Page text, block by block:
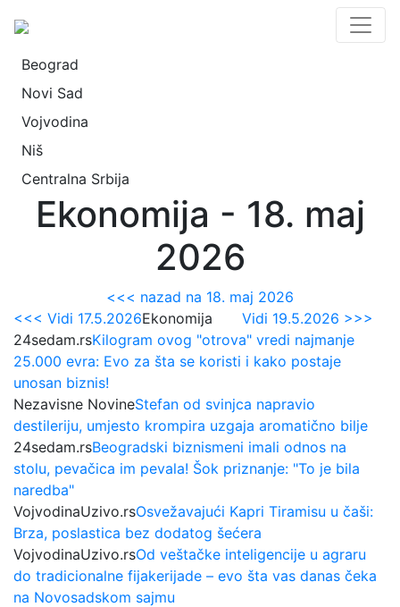
Beograd
Novi Sad
Vojvodina
Niš
Centralna Srbija
Ekonomija - 18. maj
2026
<<< nazad na 18. maj 2026
<<< Vidi 17.5.2026
Vidi 19.5.2026 >>>
Ekonomija
24sedam.rsKilogram ovog "otrova" vredi najmanje
25.000 evra: Evo za šta se koristi i kako postaje
unosan biznis!
Nezavisne NovineStefan od svinjca napravio
destileriju, umjesto krompira uzgaja aromatično bilje
24sedam.rsBeogradski biznismeni imali odnos na
stolu, pevačica im pevala! Šok priznanje: "To je bila
naredba"
VojvodinaUzivo.rsOsvežavajući Kapri Tiramisu u čaši:
Brza, poslastica bez dodatog šećera
VojvodinaUzivo.rsOd veštačke inteligencije u agraru
do tradicionalne fijakerijade – evo šta vas danas čeka
na Novosadskom sajmu